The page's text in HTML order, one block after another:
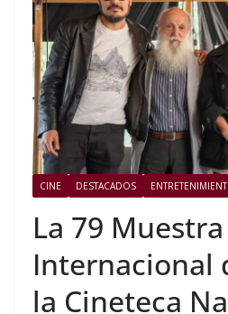
CINE DESTACADOS
La 79 Muestra
Internacional
la Cineteca